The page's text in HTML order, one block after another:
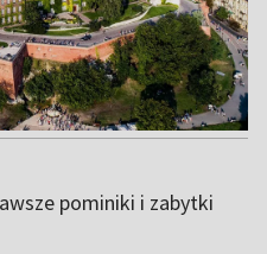
pominiki i zabytki